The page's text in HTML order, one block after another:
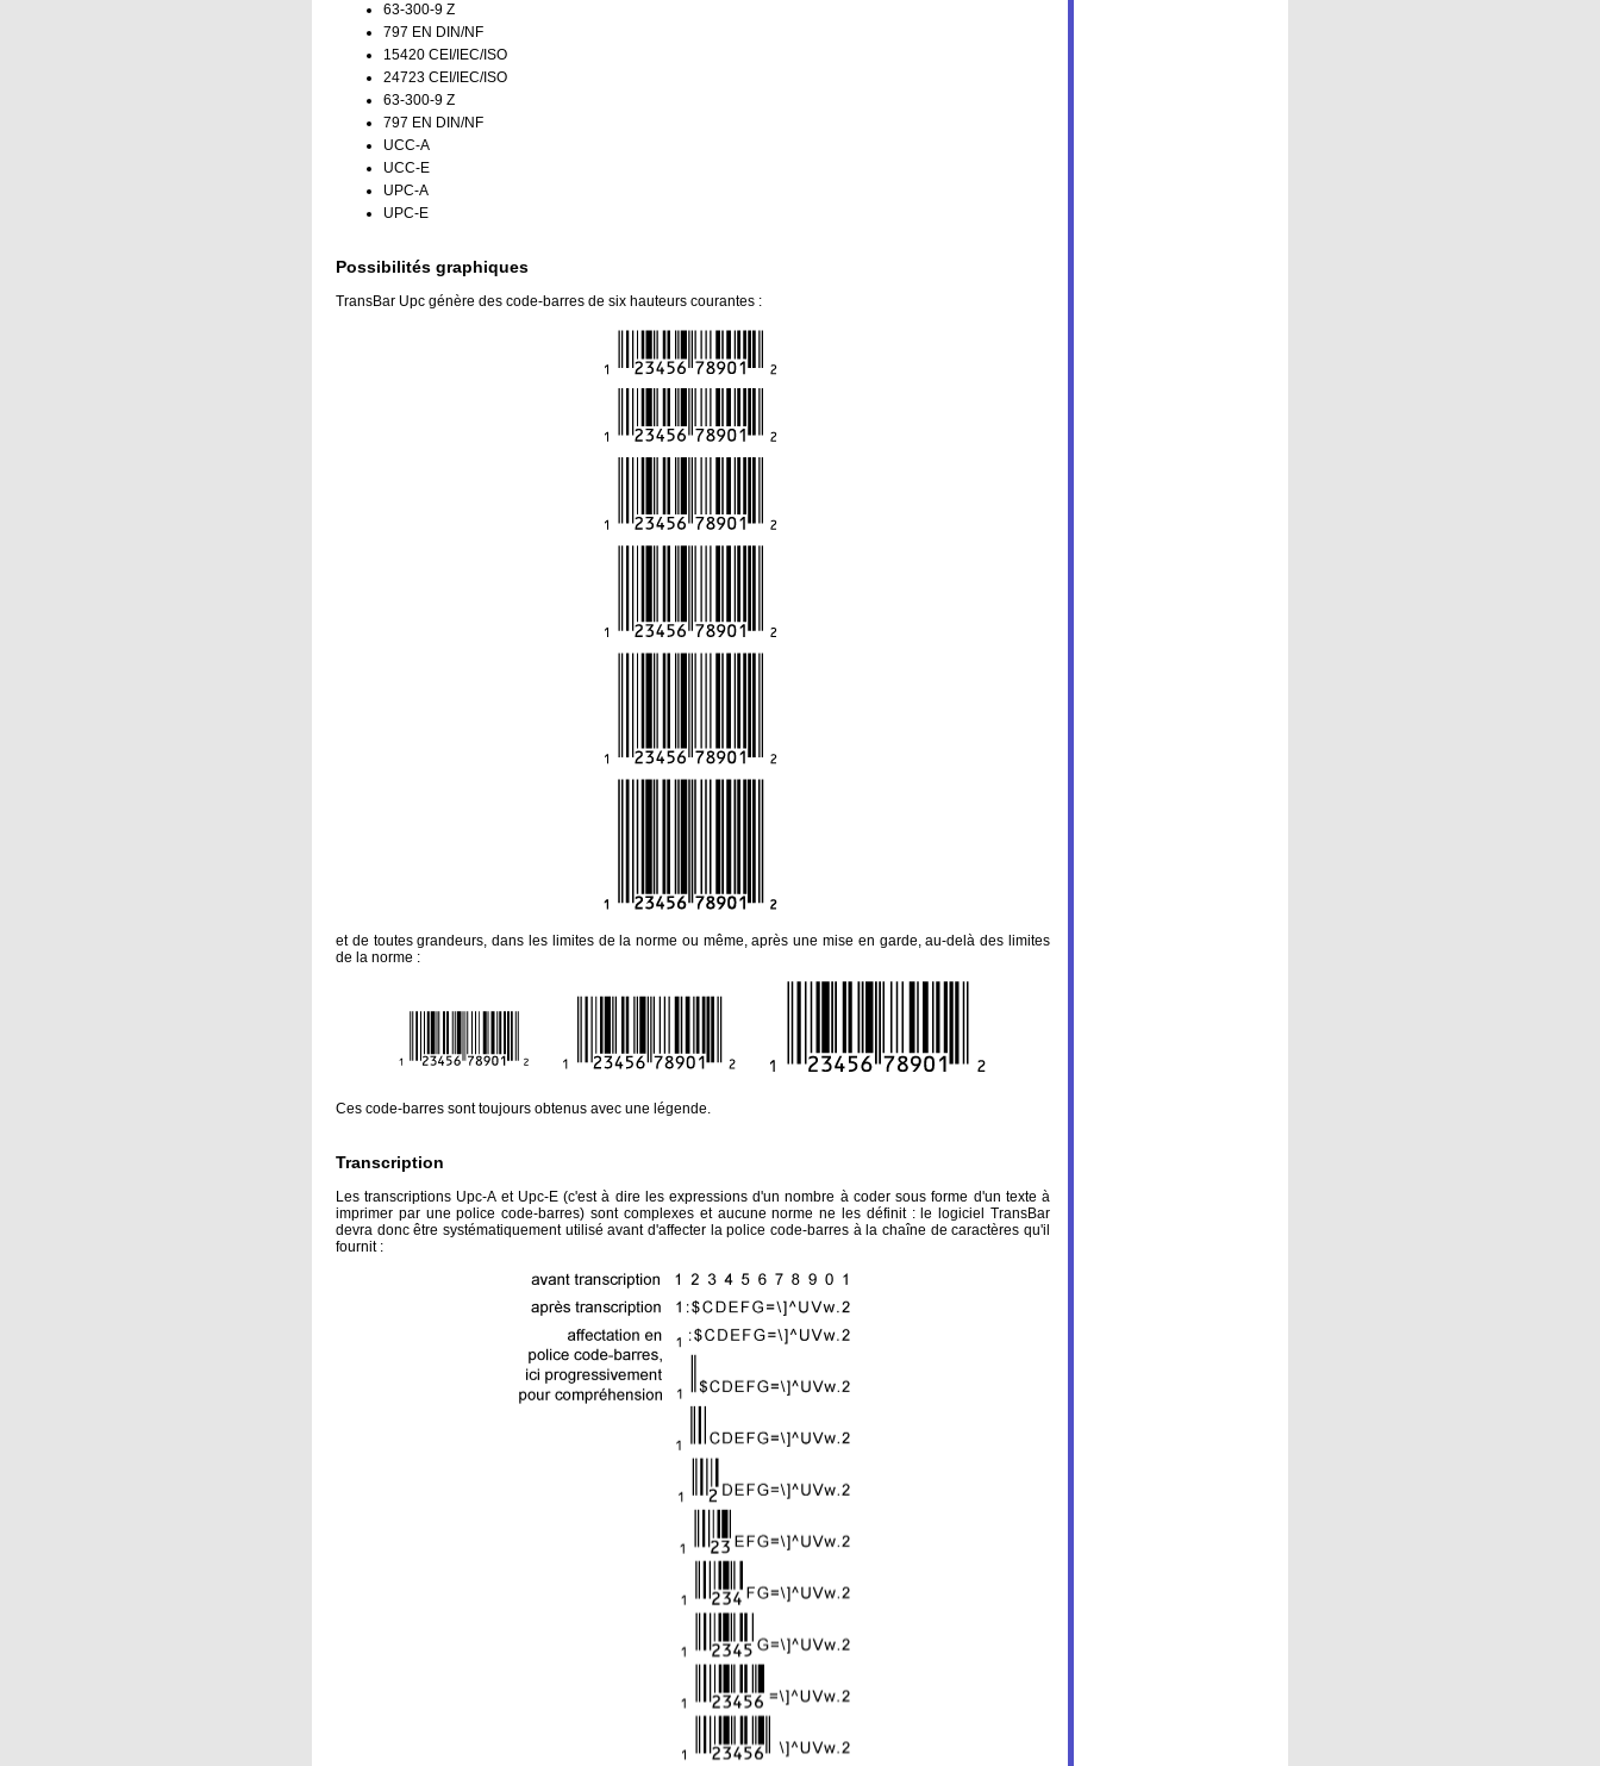
63-300-9 Z
797 EN DIN/NF
15420 CEI/IEC/ISO
24723 CEI/IEC/ISO
63-300-9 Z
797 EN DIN/NF
UCC-A
UCC-E
UPC-A
UPC-E
Possibilités graphiques
TransBar Upc génère des code-barres de six hauteurs courantes :
et de toutes grandeurs, dans les limites de la norme ou même, après une mise en garde, au-delà des limites
de la norme :
Ces code-barres sont toujours obtenus avec une légende.
Transcription
Les transcriptions Upc-A et Upc-E (c'est à dire les expressions d'un nombre à coder sous forme d'un texte à
imprimer par une police code-barres) sont complexes et aucune norme ne les définit : le logiciel TransBar
devra donc être systématiquement utilisé avant d'affecter la police code-barres à la chaîne de caractères qu'il
fournit :